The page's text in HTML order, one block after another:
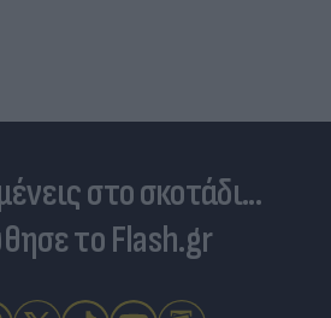
στο σκοτάδι...
το Flash.gr